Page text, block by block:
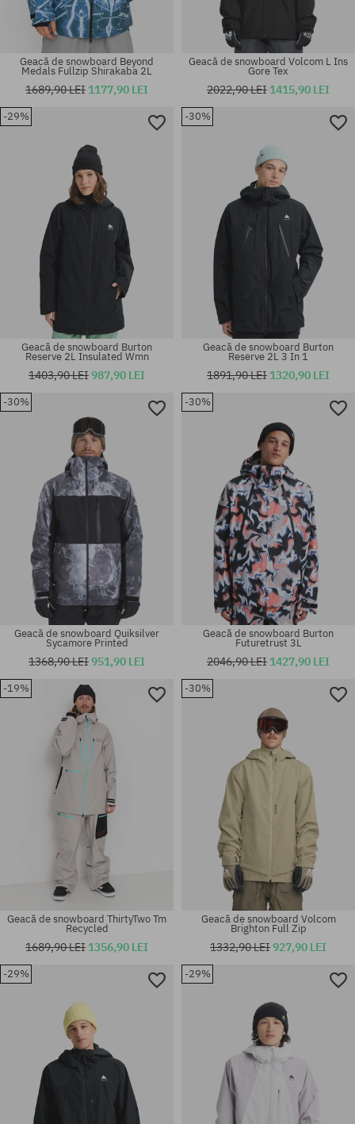
Mărimi existente:
Mărimi existente:
Mărimi existente:
Geacă de snowboard Beyond
Medals Fullzip Shirakaba 2L
1689,90 LEI 1177,90 LEI
Mărimi existente:
Geacă de snowboard Volcom L Ins
Gore Tex
2022,90 LEI 1415,90 LEI
-29%
Mărimi existente:
Geacă de snowboard Burton
Reserve 2L Insulated Wmn
1403,90 LEI987,90 LEI
-30%
Mărimi existente:
Geacă de snowboard Burton
Reserve 2L 3 In 1
1891,90 LEI 1320,90 LEI
-30%
Mărimi existente:
Geacă de snowboard Quiksilver
Sycamore Printed
1368,90 LEI951,90 LEI
-30%
Mărimi existente:
Geacă de snowboard Burton
Futuretrust 3L
2046,90 LEI 1427,90 LEI
-19%
Geacă de snowboard ThirtyTwo Tm
Recycled
1689,90 LEI 1356,90 LEI
-30%
Geacă de snowboard Volcom
Brighton Full Zip
1332,90 LEI927,90 LEI
-29% -29%